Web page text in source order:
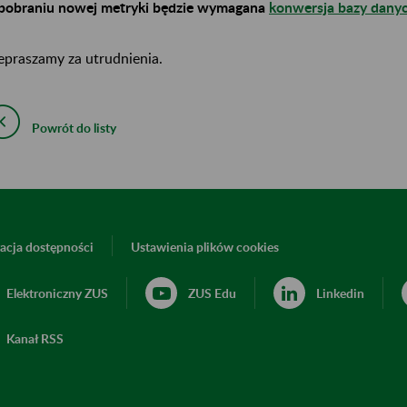
nowej metryki będzie wymagana konwersja bazy
za utrudnienia.
Powrót do listy
dostępności Ustawienia plików cookies
Elektroniczny ZUS ZUS Edu Linkedin
Kanał RSS